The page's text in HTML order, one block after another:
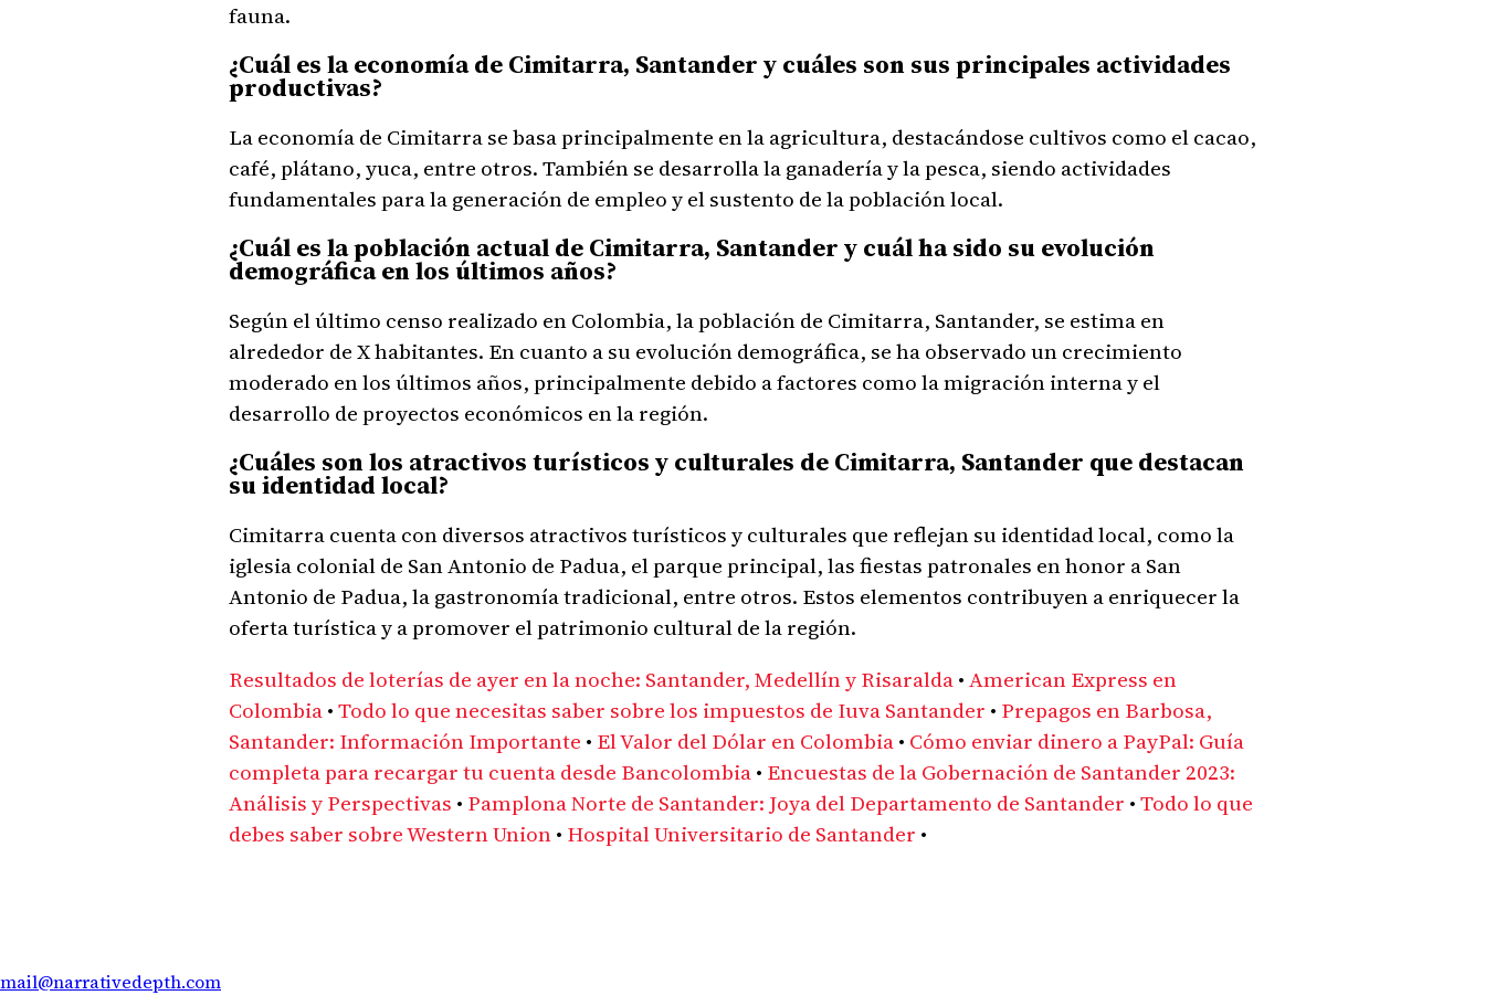
fauna.
¿Cuál es la economía de Cimitarra, Santander y cuáles son sus principales actividades
productivas?
La economía de Cimitarra se basa principalmente en la agricultura, destacándose cultivos como el cacao,
café, plátano, yuca, entre otros. También se desarrolla la ganadería y la pesca, siendo actividades
fundamentales para la generación de empleo y el sustento de la población local.
¿Cuál es la población actual de Cimitarra, Santander y cuál ha sido su evolución
demográfica en los últimos años?
Según el último censo realizado en Colombia, la población de Cimitarra, Santander, se estima en
alrededor de X habitantes. En cuanto a su evolución demográfica, se ha observado un crecimiento
moderado en los últimos años, principalmente debido a factores como la migración interna y el
desarrollo de proyectos económicos en la región.
¿Cuáles son los atractivos turísticos y culturales de Cimitarra, Santander que destacan
su identidad local?
Cimitarra cuenta con diversos atractivos turísticos y culturales que reflejan su identidad local, como la
iglesia colonial de San Antonio de Padua, el parque principal, las fiestas patronales en honor a San
Antonio de Padua, la gastronomía tradicional, entre otros. Estos elementos contribuyen a enriquecer la
oferta turística y a promover el patrimonio cultural de la región.
Resultados de loterías de ayer en la noche: Santander, Medellín y Risaralda•American Express en
Colombia•Todo lo que necesitas saber sobre los impuestos de Iuva Santander • Prepagos en Barbosa,
Santander: Información Importante • El Valor del Dólar en Colombia• Cómo enviar dinero a PayPal: Guía
completa para recargar tu cuenta desde Bancolombia• Encuestas de la Gobernación de Santander 2023:
Análisis y Perspectivas • Pamplona Norte de Santander: Joya del Departamento de Santander •Todo lo que
debes saber sobre Western Union• Hospital Universitario de Santander •
mail@narrativedepth.com